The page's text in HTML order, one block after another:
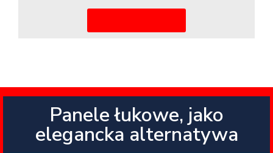
Panele łukowe, jako
elegancka alternatywa